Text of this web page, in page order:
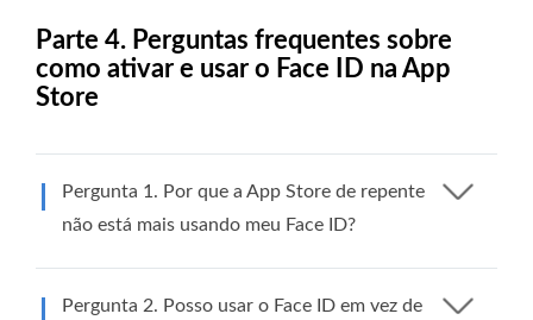
Parte 4. Perguntas frequentes sobre
como ativar e usar o Face ID na App
Store
Pergunta 1. Por que a App Store de repente
não está mais usando meu Face ID?
Pergunta 2. Posso usar o Face ID em vez de